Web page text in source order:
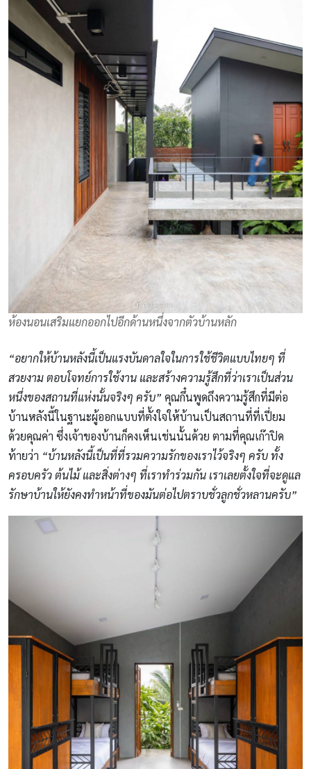
ห้องนอนเสริมแยกออกไปอีกด้านหนึ่งจากตัวบ้านหลัก
“อยากให้บ้านหลังนี้เป็นแรงบันดาลใจในการใช้ชีวิตแบบไทยๆ ที่
สวยงาม ตอบโจทย์การใช้งาน และสร้างความรู้สึกที่ว่าเราเป็นส่วน
หนึ่งของสถานที่แห่งนั้นจริงๆ ครับ” คุณกึ๋นพูดถึงความรู้สึกที่มีต่อ
บ้านหลังนี้ในฐานะผู้ออกแบบที่ตั้งใจให้บ้านเป็นสถานที่ที่เปี่ยม
ด้วยคุณค่า ซึ่งเจ้าของบ้านก็คงเห็นเช่นนั้นด้วย ตามที่คุณเก๊าปิด
ท้ายว่า “บ้านหลังนี้เป็นที่ที่รวมความรักของเราไว้จริงๆ ครับ ทั้ง
ครอบครัว ต้นไม้ และสิ่งต่างๆ ที่เราทำร่วมกัน เราเลยตั้งใจที่จะดูแล
รักษาบ้านให้ยังคงทำหน้าที่ของมันต่อไปตราบชั่วลูกชั่วหลานครับ”